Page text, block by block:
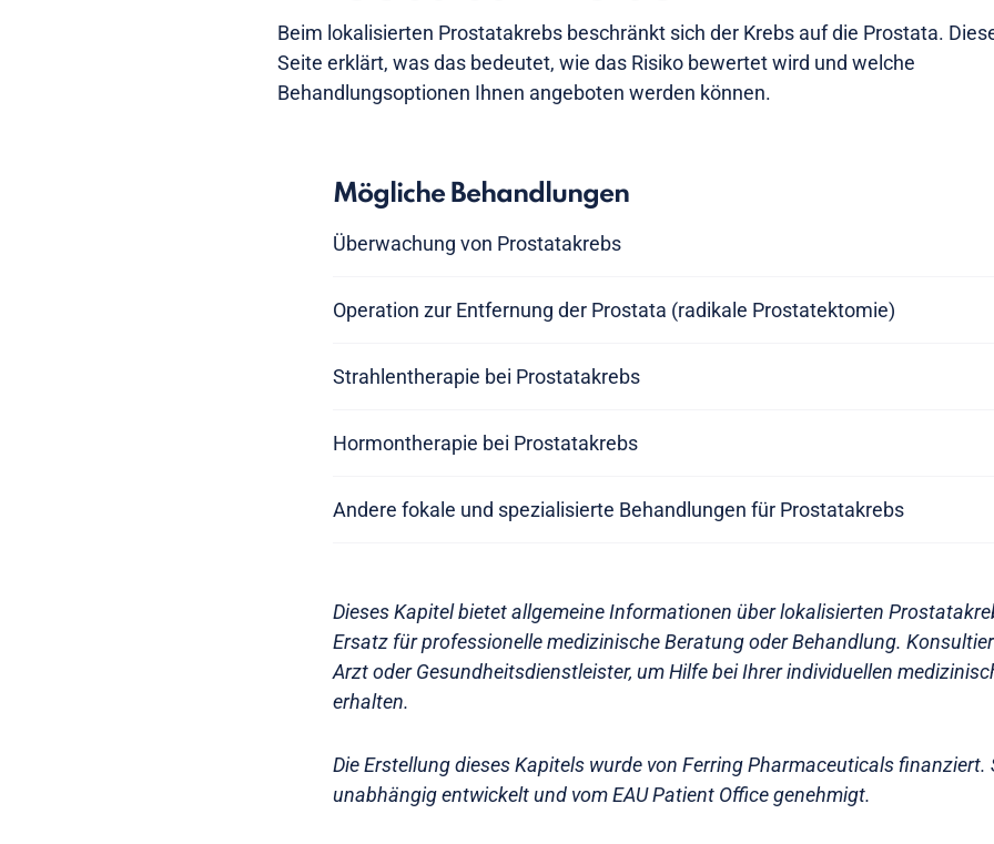
Beim lokalisierten Prostatakrebs beschränkt sich der Krebs auf die Prostata.
Seite erklärt, was das bedeutet, wie das Risiko bewertet wird und welche
Behandlungsoptionen Ihnen angeboten werden können.
Mögliche Behandlungen
Überwachung von Prostatakrebs
Operation zur Entfernung der Prostata (radikale Prostatektomie)
Strahlentherapie bei Prostatakrebs
Hormontherapie bei Prostatakrebs
Andere fokale und spezialisierte Behandlungen für Prostatakrebs
Dieses Kapitel bietet allgemeine Informationen über lokalisierten
Ersatz für professionelle medizinische Beratung oder Behandlung.
Arzt oder Gesundheitsdienstleister, um Hilfe bei Ihrer individuellen
erhalten.
Die Erstellung dieses Kapitels wurde von Ferring Pharmaceuticals finanziert.
unabhängig entwickelt und vom EAU Patient Office genehmigt.